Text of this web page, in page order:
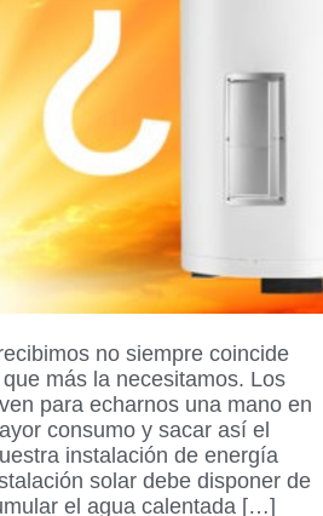
no siempre coincide
más la necesitamos. Los
para echarnos una mano en
consumo y sacar así el
instalación de energía
solar debe disponer de
el agua calentada […]